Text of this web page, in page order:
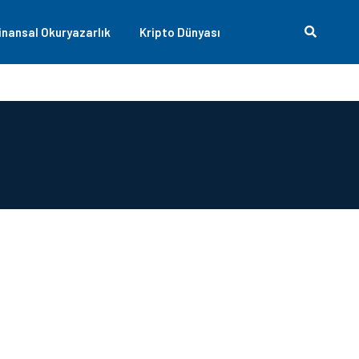
Okuryazarlık Kripto Dünyası